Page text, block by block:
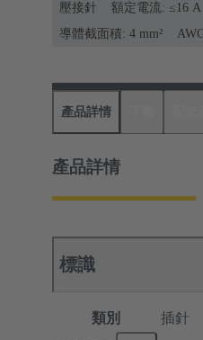
壓接針 額定電流: ≤16 A
導體截面積: 4 mm²
產品詳情
產品詳情
標識
類別 插針